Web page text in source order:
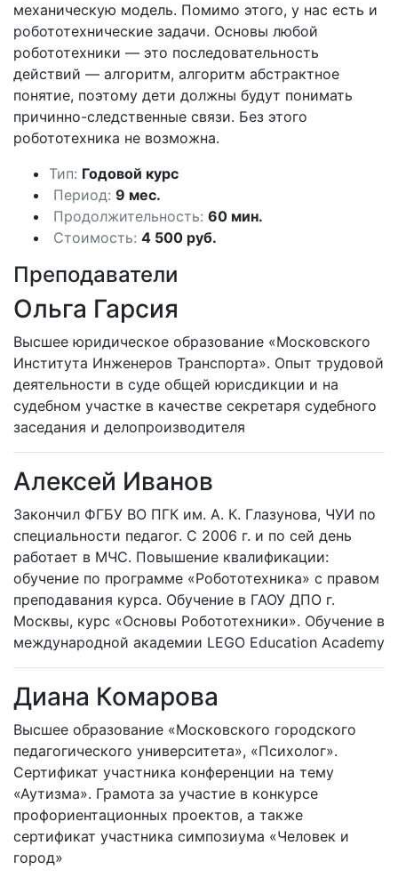
механическую модель. Помимо этого, у нас есть и
робототехнические задачи. Основы любой
робототехники — это последовательность
действий — алгоритм, алгоритм абстрактное
понятие, поэтому дети должны будут понимать
причинно-следственные связи. Без этого
робототехника не возможна.
Тип: Годовой курс
Период: 9 мес.
Продолжительность: 60 мин.
Стоимость: 4 500 руб.
Преподаватели
Ольга Гарсия
Высшее юридическое образование «Московского
Института Инженеров Транспорта». Опыт трудовой
деятельности в суде общей юрисдикции и на
судебном участке в качестве секретаря судебного
заседания и делопроизводителя
Алексей Иванов
Закончил ФГБУ ВО ПГК им. А. К. Глазунова, ЧУИ по
специальности педагог. С 2006 г. и по сей день
работает в МЧС. Повышение квалификации:
обучение по программе «Робототехника» с правом
преподавания курса. Обучение в ГАОУ ДПО г.
Москвы, курс «Основы Робототехники». Обучение в
международной академии LEGO Education Academy
Диана Комарова
Высшее образование «Московского городского
педагогического университета», «Психолог».
Сертификат участника конференции на тему
«Аутизма». Грамота за участие в конкурсе
профориентационных проектов, а также
сертификат участника симпозиума «Человек и
город»